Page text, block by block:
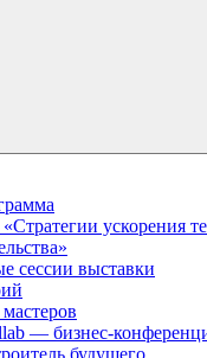
ускорения
сессии выставки
— бизнес-
будущего